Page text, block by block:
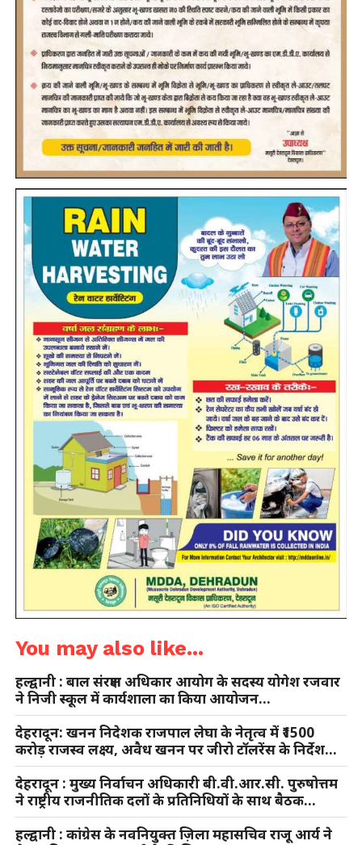
You may also like...
हल्द्वानी : बाल संरक्षण अधिकार आयोग के सदस्य योगेश रजवार
ने निजी स्कूल में कार्यशाला का किया आयोजन…
देहरादून: खनन निदेशक राजपाल लेघा के नेतृत्व में ₹1500
करोड़ राजस्व लक्ष्य, अवैध खनन पर जीरो टॉलरेंस के निर्देश…
देहरादून : मुख्य निर्वाचन अधिकारी बी.वी.आर.सी. पुरुषोत्तम
ने राष्ट्रीय राजनीतिक दलों के प्रतिनिधियों के साथ बैठक…
हल्द्वानी : कांग्रेस के नवनियुक्त ज़िला महासचिव राजू आर्य ने